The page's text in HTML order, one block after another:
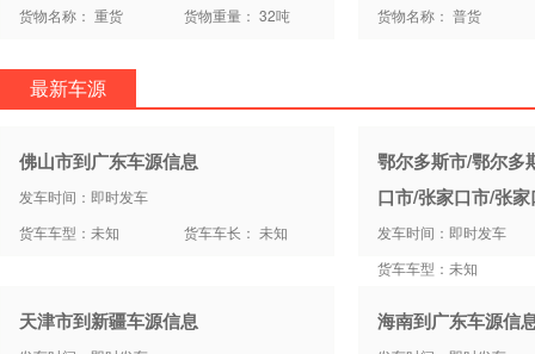
货物名称： 重货
货物重量： 32吨
货物名称： 普货
最新车源
佛山市到广东车源信息
发车时间：即时发车
货车车型：未知
货车车长： 未知
鄂尔多斯市/鄂尔多
口市/张家口市/张
发车时间：即时发车
货车车型：未知
天津市到新疆车源信息 海南到广东车源信